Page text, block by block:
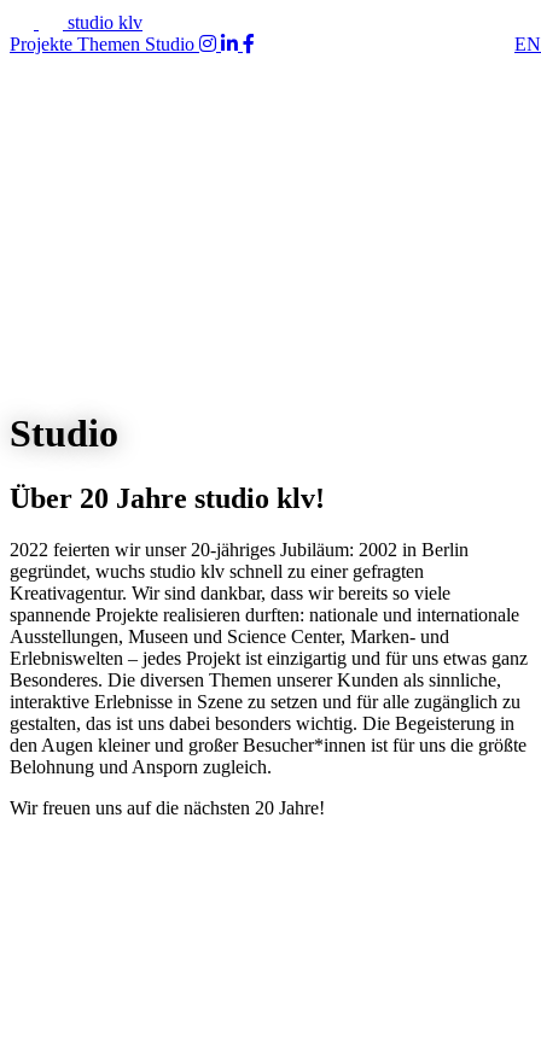
studio klv
Projekte Themen Studio EN
Studio
Über 20 Jahre studio klv!
2022 feierten wir unser 20-jähriges Jubiläum: 2002 in Berlin
gegründet, wuchs studio klv schnell zu einer gefragten
Kreativagentur. Wir sind dankbar, dass wir bereits so viele
spannende Projekte realisieren durften: nationale und internationale
Ausstellungen, Museen und Science Center, Marken- und
Erlebniswelten – jedes Projekt ist einzigartig und für uns etwas ganz
Besonderes. Die diversen Themen unserer Kunden als sinnliche,
interaktive Erlebnisse in Szene zu setzen und für alle zugänglich zu
gestalten, das ist uns dabei besonders wichtig. Die Begeisterung in
den Augen kleiner und großer Besucher*innen ist für uns die größte
Belohnung und Ansporn zugleich.
Wir freuen uns auf die nächsten 20 Jahre!